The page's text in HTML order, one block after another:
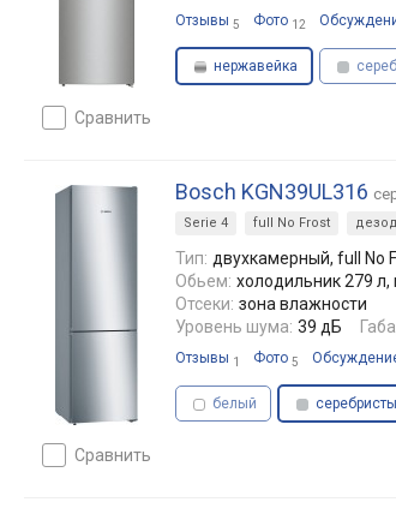
сравнить
Отзывы 5 Фото 12
нержавейка
сравнить
Bosch KGN39UL316
Serie 4 full No Frost
Тип: двухкамерный, full No
Обьем: холодильник 279 л,
Отсеки: зона влажности
Уровень шума: 39 дБ
Отзывы 1 Фото 5
белый